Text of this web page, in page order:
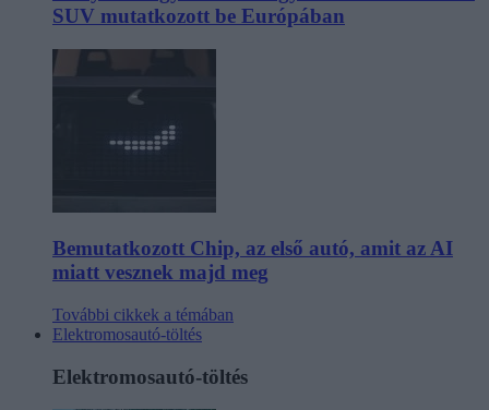
SUV mutatkozott be Európában
Bemutatkozott Chip, az első autó, amit az AI
miatt vesznek majd meg
További cikkek a témában
Elektromosautó-töltés
Elektromosautó-töltés